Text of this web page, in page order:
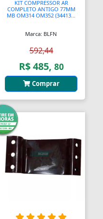
KIT COMPRESSOR AR
COMPLETO ANTIGO 77MM
MB OM314 OM352 (34413...
Marca: BLFN
592,44
R$ 485, 80
Comprar